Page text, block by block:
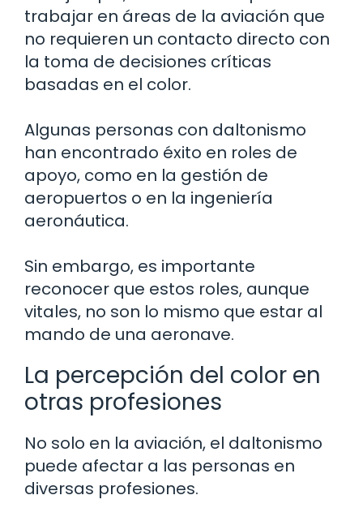
trabajar en áreas de la aviación que
no requieren un contacto directo con
la toma de decisiones críticas
basadas en el color.
Algunas personas con daltonismo
han encontrado éxito en roles de
apoyo, como en la gestión de
aeropuertos o en la ingeniería
aeronáutica.
Sin embargo, es importante
reconocer que estos roles, aunque
vitales, no son lo mismo que estar al
mando de una aeronave.
La percepción del color en
otras profesiones
No solo en la aviación, el daltonismo
puede afectar a las personas en
diversas profesiones.